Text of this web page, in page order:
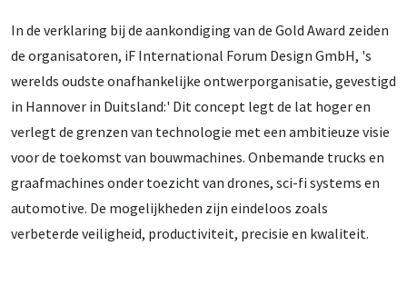
In de verklaring bij de aankondiging van de Gold Award zeiden
de organisatoren, iF International Forum Design GmbH, 's
werelds oudste onafhankelijke ontwerporganisatie, gevestigd
in Hannover in Duitsland:' Dit concept legt de lat hoger en
verlegt de grenzen van technologie met een ambitieuze visie
voor de toekomst van bouwmachines. Onbemande trucks en
graafmachines onder toezicht van drones, sci-fi systems en
automotive. De mogelijkheden zijn eindeloos zoals
verbeterde veiligheid, productiviteit, precisie en kwaliteit.